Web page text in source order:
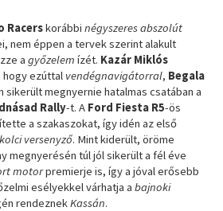
Racerskorábbinégyszeres abszolút
nem éppen a tervek szerint alakult
agyőzelem ízét. Kazár Miklós
ezúttal vendégnavigátorral, Begala
sikerült megnyernie hatalmas csatában a
Rally-t. A Ford Fiesta R5-ös
a szakaszokat, így idén az első
versenyző. Mint kiderült, öröme
megnyerésén túl jól sikerült a fél éve
motorpremierje is, így a jóval erősebb
esélyekkel várhatja abajnoki
rendeznekKassán.